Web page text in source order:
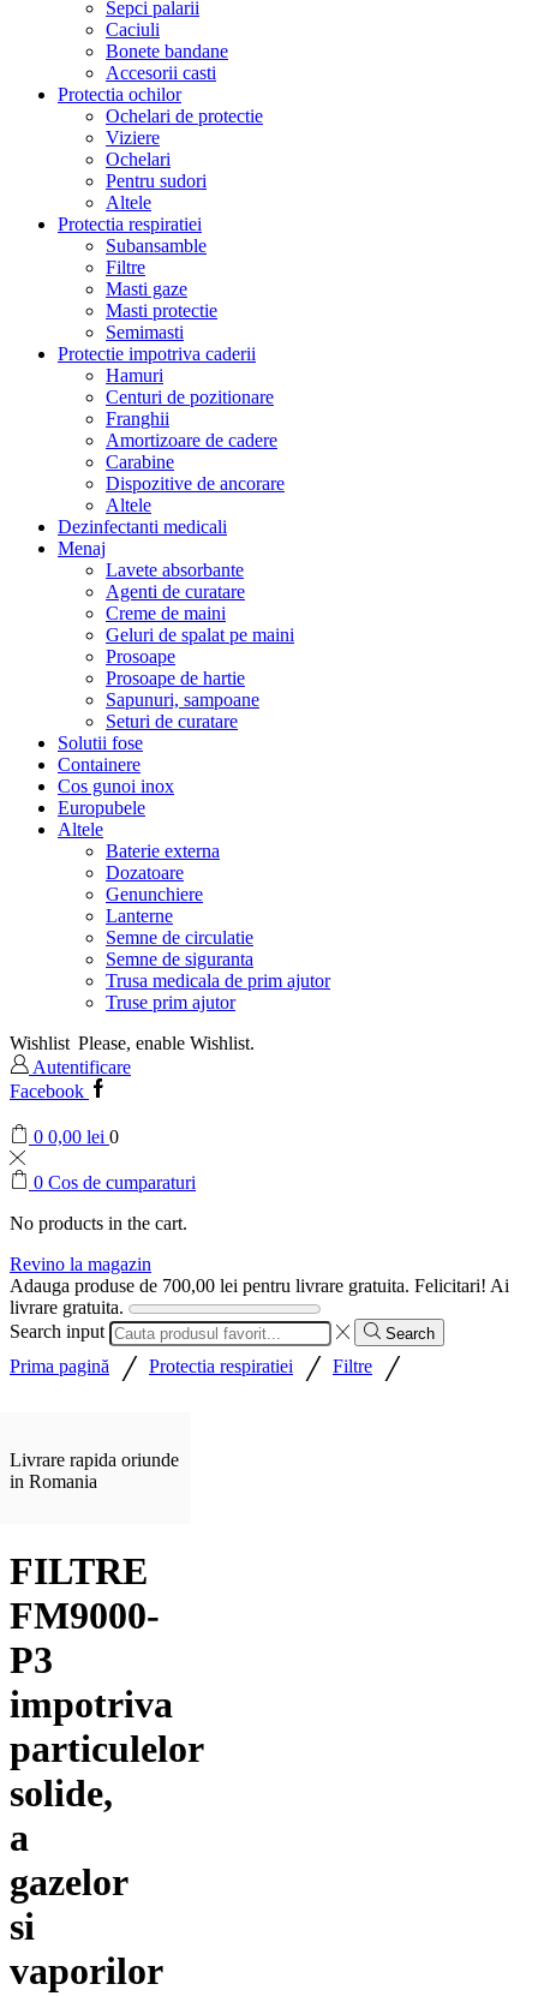
Sepci palarii
Caciuli
Bonete bandane
Accesorii casti
Protectia ochilor
Ochelari de protectie
Viziere
Ochelari
Pentru sudori
Altele
Protectia respiratiei
Subansamble
Filtre
Masti gaze
Masti protectie
Semimasti
Protectie impotriva caderii
Hamuri
Centuri de pozitionare
Franghii
Amortizoare de cadere
Carabine
Dispozitive de ancorare
Altele
Dezinfectanti medicali
Menaj
Lavete absorbante
Agenti de curatare
Creme de maini
Geluri de spalat pe maini
Prosoape
Prosoape de hartie
Sapunuri, sampoane
Seturi de curatare
Solutii fose
Containere
Cos gunoi inox
Europubele
Altele
Baterie externa
Dozatoare
Genunchiere
Lanterne
Semne de circulatie
Semne de siguranta
Trusa medicala de prim ajutor
Truse prim ajutor
Wishlist Please, enable Wishlist.
Autentificare
Facebook
0 0,00 lei 0
0 Cos de cumparaturi
No products in the cart.
Revino la magazin
Adauga produse de 700,00 lei pentru livrare gratuita. Felicitari! Ai
livrare gratuita.
Search input
Search
Prima pagină / Protectia respiratiei / Filtre /
Livrare rapida oriunde
in Romania
FILTRE
FM9000-
P3
impotriva
particulelor
solide,
a
gazelor
si
vaporilor